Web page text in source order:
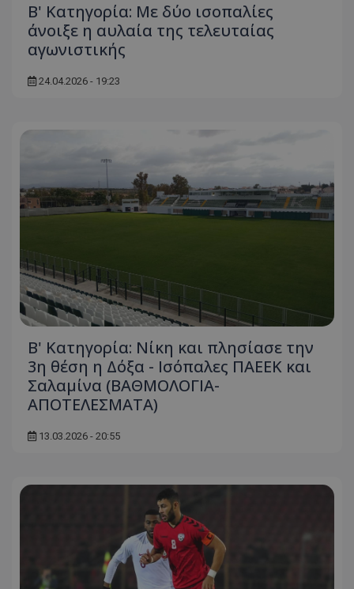
Β' Κατηγορία: Με δύο ισοπαλίες
άνοιξε η αυλαία της τελευταίας
αγωνιστικής
24.04.2026 - 19:23
Β' Κατηγορία: Νίκη και πλησίασε την
3η θέση η Δόξα - Ισόπαλες ΠΑΕΕΚ και
Σαλαμίνα (ΒΑΘΜΟΛΟΓΙΑ-
ΑΠΟΤΕΛΕΣΜΑΤΑ)
13.03.2026 - 20:55